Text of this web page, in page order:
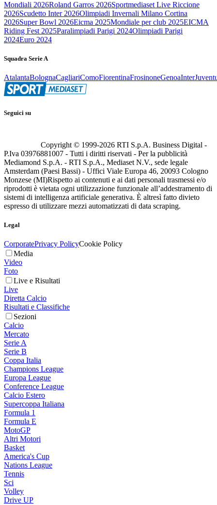
Mondiali 2026Roland Garros 2026Sportmediaset Live Riccione
2026Scudetto Inter 2026Olimpiadi Invernali Milano Cortina
2026Super Bowl 2026Eicma 2025Mondiale per club 2025EICMA
Riding Fest 2025Paralimpiadi Parigi 2024Olimpiadi Parigi
2024Euro 2024
Squadra Serie A
AtalantaBolognaCagliariComoFiorentinaFrosinoneGenoaInter
Seguici su
Copyright © 1999-2026 RTI S.p.A. Business Digital -
P.Iva 03976881007 - Tutti i diritti riservati - Per la pubblicità
Mediamond S.p.A. - RTI S.p.A., Mediaset N.V., sede legale
Amsterdam (Paesi Bassi) - Uffici Viale Europa 46, 20093 Cologno
Monzese (MI)Rispetto ai contenuti e ai dati personali trasmessi e/o
riprodotti è vietata ogni utilizzazione funzionale all’addestramento di
sistemi di intelligenza artificiale generativa. È altresì fatto divieto
espresso di utilizzare mezzi automatizzati di data scraping.
Legal
CorporatePrivacy PolicyCookie Policy
Media
Video
Foto
Live e Risultati
Live
Diretta Calcio
Risultati e Classifiche
Sezioni
Calcio
Mercato
Serie A
Serie B
Coppa Italia
Champions League
Europa League
Conference League
Calcio Estero
Supercoppa Italiana
Formula 1
Formula E
MotoGP
Altri Motori
Basket
America's Cup
Nations League
Tennis
Sci
Volley
Drive UP